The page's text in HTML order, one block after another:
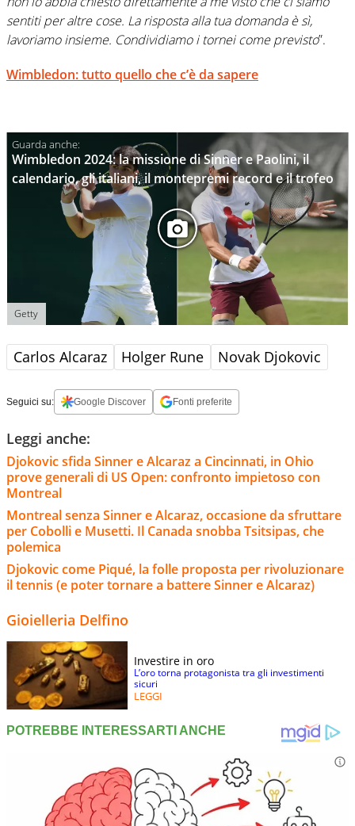
sentiti per altre cose. La risposta alla tua domanda è sì,
lavoriamo insieme. Condividiamo i tornei come previsto”.
Wimbledon: tutto quello che c’è da sapere
Wimbledon 2024: la missione di Sinner e Paolini, il
calendario, gli italiani, il montepremi record e il trofeo
Getty
Carlos Alcaraz Holger Rune Novak Djokovic
Seguici su: Google Discover Fonti preferite
Leggi anche:
Djokovic sfida Sinner e Alcaraz a Cincinnati, in Ohio
prove generali di US Open: confronto impietoso con
Montreal
Montreal senza Sinner e Alcaraz, occasione da sfruttare
per Cobolli e Musetti. Il Canada snobba Tsitsipas, che
polemica
Djokovic come Piqué, la folle proposta per rivoluzionare
il tennis (e poter tornare a battere Sinner e Alcaraz)
Gioielleria Delfino
Investire in oro
L’oro torna protagonista tra gli investimenti
sicuri
LEGGI